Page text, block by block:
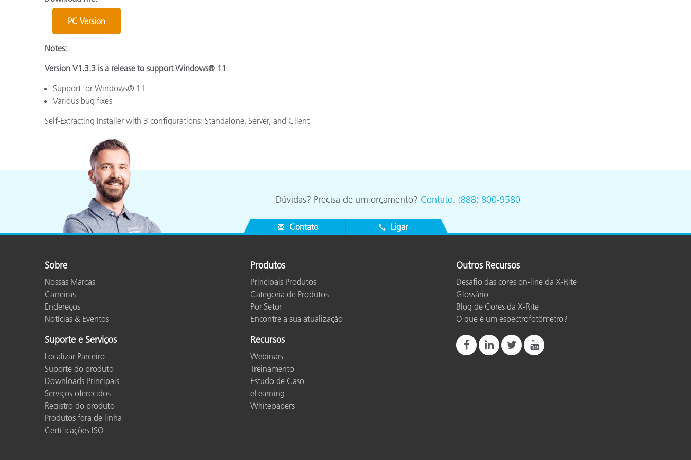
PC Version
Notes:
Version V1.3.3 is a release to support Windows® 11:
Support for Windows® 11
Various bug fixes
Self-Extracting Installer with 3 configurations: Standalone, Server, and Client
Dúvidas? Precisa de um orçamento? Contato. (888) 800-9580
Contato Ligar
Sobre
Nossas Marcas
Carreiras
Endereços
Notícias & Eventos
Suporte e Serviços
Localizar Parceiro
Suporte do produto
Downloads Principais
Serviços oferecidos
Registro do produto
Produtos fora de linha
Certificações ISO
Produtos
Principais Produtos
Categoria de Produtos
Por Setor
Encontre a sua atualização
Recursos
Webinars
Treinamento
Estudo de Caso
eLearning
Whitepapers
Outros Recursos
Desafio das cores on-line da X-Rite
Glossário
Blog de Cores da X-Rite
O que é um espectrofotômetro?